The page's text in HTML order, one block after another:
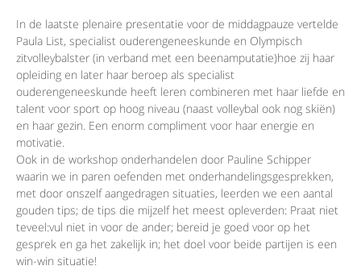
In de laatste plenaire presentatie voor de middagpauze vertelde
Paula List, specialist ouderengeneeskunde en Olympisch
zitvolleybalster (in verband met een beenamputatie)hoe zij haar
opleiding en later haar beroep als specialist
ouderengeneeskunde heeft leren combineren met haar liefde en
talent voor sport op hoog niveau (naast volleybal ook nog skiën)
en haar gezin. Een enorm compliment voor haar energie en
motivatie.
Ook in de workshop onderhandelen door Pauline Schipper
waarin we in paren oefenden met onderhandelingsgesprekken,
met door onszelf aangedragen situaties, leerden we een aantal
gouden tips; de tips die mijzelf het meest opleverden: Praat niet
teveel:vul niet in voor de ander; bereid je goed voor op het
gesprek en ga het zakelijk in; het doel voor beide partijen is een
win-win situatie!